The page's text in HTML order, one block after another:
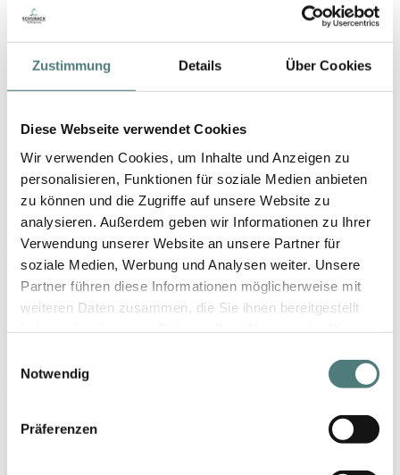
Zustimmung Details Über Cookies
Diese Webseite verwendet Cookies
Wir verwenden Cookies, um Inhalte und Anzeigen zu
personalisieren, Funktionen für soziale Medien anbieten
zu können und die Zugriffe auf unsere Website zu
analysieren. Außerdem geben wir Informationen zu Ihrer
Verwendung unserer Website an unsere Partner für
soziale Medien, Werbung und Analysen weiter. Unsere
Partner führen diese Informationen möglicherweise mit
weiteren Daten zusammen, die Sie ihnen bereitgestellt
Notwendig
Präferenzen
Sea Side Woman Body Lotion
Body Lotion
15,99 €
150 ml (10,66 € / 100 ml)
Artikel
Bequem zahlen